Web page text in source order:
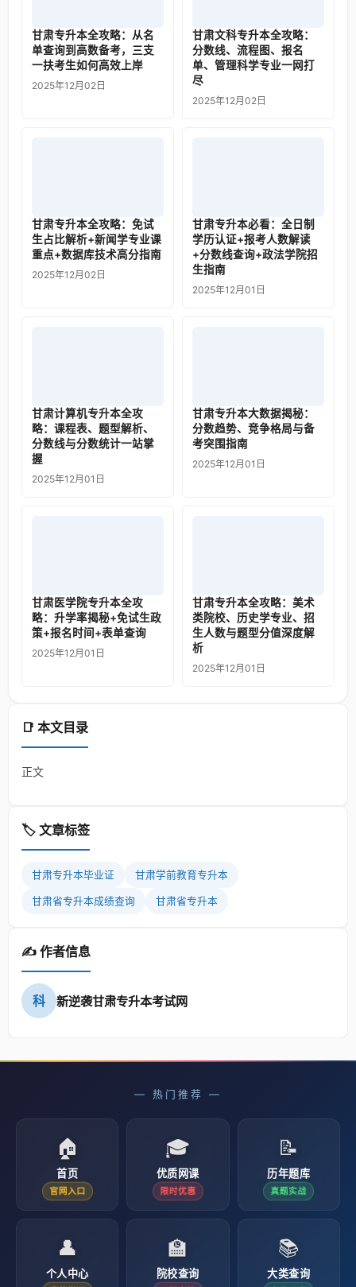
📑 本文目录
正文
🏷️ 文章标签
甘肃专升本毕业证 甘肃学前教育专升本
甘肃省专升本成绩查询 甘肃省专升本
✍️ 作者信息
科 新逆袭甘肃专升本考试网
甘肃专升本全攻略：从名
单查询到高数备考，三支
一扶考生如何高效上岸
2025年12月02日
甘肃文科专升本全攻略：
分数线、流程图、报名
单、管理科学专业一网打
尽
2025年12月02日
甘肃专升本全攻略：免试
生占比解析+新闻学专业课
重点+数据库技术高分指南
2025年12月02日
甘肃专升本必看：全日制
学历认证+报考人数解读
+分数线查询+政法学院招
生指南
2025年12月01日
甘肃计算机专升本全攻
略：课程表、题型解析、
分数线与分数统计一站掌
握
2025年12月01日
甘肃专升本大数据揭秘：
分数趋势、竞争格局与备
考突围指南
2025年12月01日
甘肃医学院专升本全攻
略：升学率揭秘+免试生政
策+报名时间+表单查询
2025年12月01日
甘肃专升本全攻略：美术
类院校、历史学专业、招
生人数与题型分值深度解
析
2025年12月01日
— 热门推荐 —
🏠
首页
官网入口
🎓
优质网课
限时优惠
📝
历年题库
真题实战
👤
个人中心
🏫
院校查询
📚
大类查询